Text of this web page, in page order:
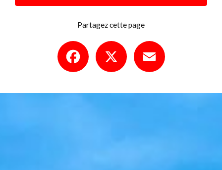
Partagez cette page
Facebook